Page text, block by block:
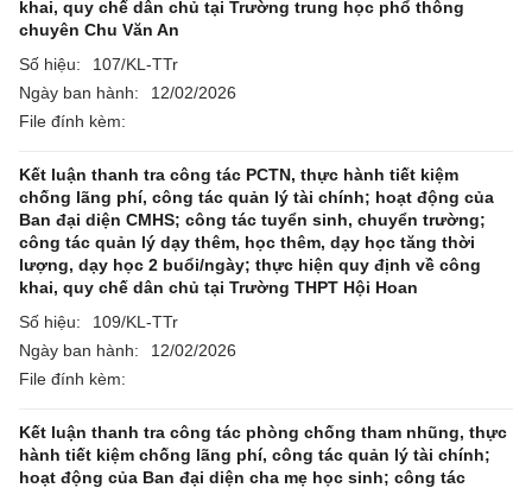
khai, quy chế dân chủ tại Trường trung học phổ thông
chuyên Chu Văn An
Số hiệu:
107/KL-TTr
Ngày ban hành:
12/02/2026
File đính kèm:
Kết luận thanh tra công tác PCTN, thực hành tiết kiệm
chống lãng phí, công tác quản lý tài chính; hoạt động của
Ban đại diện CMHS; công tác tuyển sinh, chuyển trường;
công tác quản lý dạy thêm, học thêm, dạy học tăng thời
lượng, dạy học 2 buổi/ngày; thực hiện quy định về công
khai, quy chế dân chủ tại Trường THPT Hội Hoan
Số hiệu:
109/KL-TTr
Ngày ban hành:
12/02/2026
File đính kèm:
Kết luận thanh tra công tác phòng chống tham nhũng, thực
hành tiết kiệm chống lãng phí, công tác quản lý tài chính;
hoạt động của Ban đại diện cha mẹ học sinh; công tác